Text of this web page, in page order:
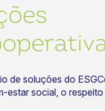
de soluções do
social, o